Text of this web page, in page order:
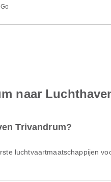
naar
Trivandrum?
luchtvaartmaatschappijen